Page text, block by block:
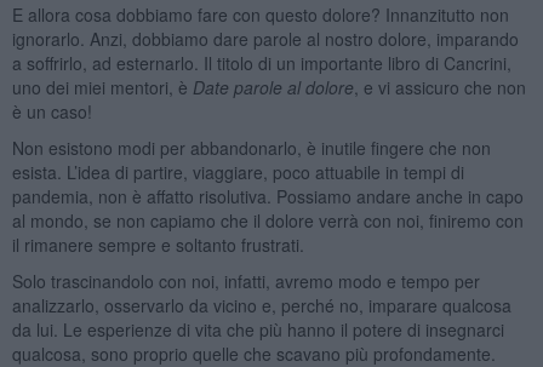
E allora cosa dobbiamo fare con questo dolore? Innanzitutto non
ignorarlo. Anzi, dobbiamo dare parole al nostro dolore, imparando
a soffrirlo, ad esternarlo. Il titolo di un importante libro di Cancrini,
uno dei miei mentori, è Date parole al dolore , e vi assicuro che non
è un caso!
Non esistono modi per abbandonarlo, è inutile fingere che non
esista. L’idea di partire, viaggiare, poco attuabile in tempi di
pandemia, non è affatto risolutiva. Possiamo andare anche in capo
al mondo, se non capiamo che il dolore verrà con noi, finiremo con
il rimanere sempre e soltanto frustrati.
Solo trascinandolo con noi, infatti, avremo modo e tempo per
analizzarlo, osservarlo da vicino e, perché no, imparare qualcosa
da lui. Le esperienze di vita che più hanno il potere di insegnarci
qualcosa, sono proprio quelle che scavano più profondamente.